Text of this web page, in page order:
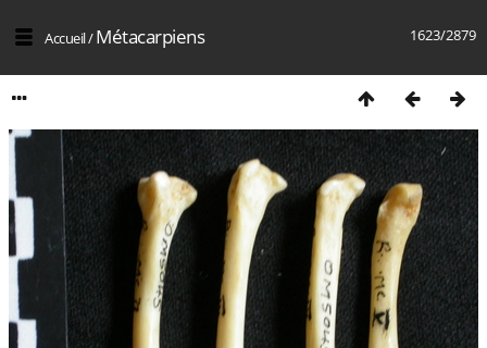
1623/2879
Accueil/Métacarpiens